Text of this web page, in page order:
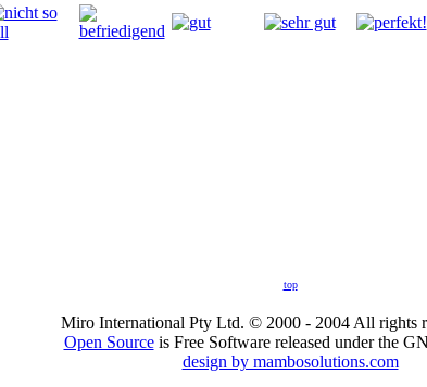
top
Miro International Pty Ltd. © 2000 - 2004 All rights
Open Sourceis Free Software released under the
design by mambosolutions.com